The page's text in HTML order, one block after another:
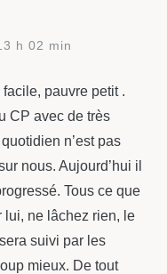
h 02 min
pauvre petit .
CP avec de très
n’est pas
nous. Aujourd’hui il
Tous ce que
lui, ne lâchez rien, le
suivi par les
mieux. De tout